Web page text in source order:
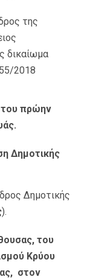
της
δικαίωμα
2018
πρώην
Δημοτικής
Δημοτικής
).
του
Κρύου
στον